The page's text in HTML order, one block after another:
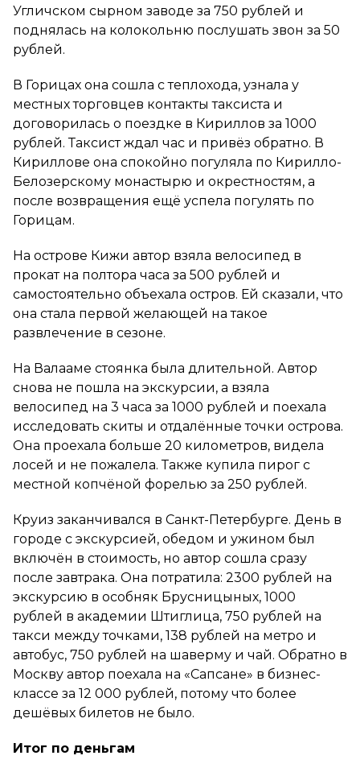
Угличском сырном заводе за 750 рублей и
поднялась на колокольню послушать звон за 50
рублей.
В Горицах она сошла с теплохода, узнала у
местных торговцев контакты таксиста и
договорилась о поездке в Кириллов за 1000
рублей. Таксист ждал час и привёз обратно. В
Кириллове она спокойно погуляла по Кирилло-
Белозерскому монастырю и окрестностям, а
после возвращения ещё успела погулять по
Горицам.
На острове Кижи автор взяла велосипед в
прокат на полтора часа за 500 рублей и
самостоятельно объехала остров. Ей сказали, что
она стала первой желающей на такое
развлечение в сезоне.
На Валааме стоянка была длительной. Автор
снова не пошла на экскурсии, а взяла
велосипед на 3 часа за 1000 рублей и поехала
исследовать скиты и отдалённые точки острова.
Она проехала больше 20 километров, видела
лосей и не пожалела. Также купила пирог с
местной копчёной форелью за 250 рублей.
Круиз заканчивался в Санкт-Петербурге. День в
городе с экскурсией, обедом и ужином был
включён в стоимость, но автор сошла сразу
после завтрака. Она потратила: 2300 рублей на
экскурсию в особняк Брусницыных, 1000
рублей в академии Штиглица, 750 рублей на
такси между точками, 138 рублей на метро и
автобус, 750 рублей на шаверму и чай. Обратно в
Москву автор поехала на «Сапсане» в бизнес-
классе за 12 000 рублей, потому что более
дешёвых билетов не было.
Итог по деньгам